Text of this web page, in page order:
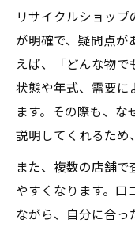
リサイクルショッ
が明確で、疑問点が
えば、「どんな物で
状態や年式、需要に
ます。その際も、な
説明してくれるため
また、複数の店舗で
やすくなります。口
ながら、自分に合っ